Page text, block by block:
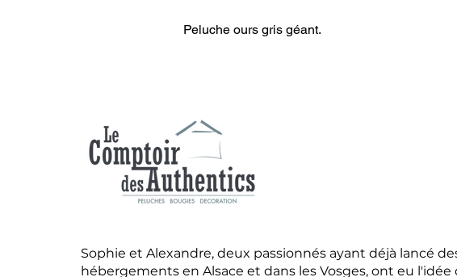
Peluche ours gris géant.
Sophie et Alexandre, deux passionnés ayant déjà lancé
hébergements en Alsace et dans les Vosges, ont eu l'idée